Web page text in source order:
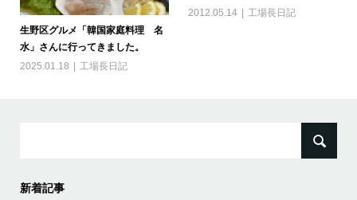
生野区グルメ「韓国家庭料理 名
水」さんに行ってきました。
2025.01.18
工場長日記
2012.05.14
工場長日記
新着記事